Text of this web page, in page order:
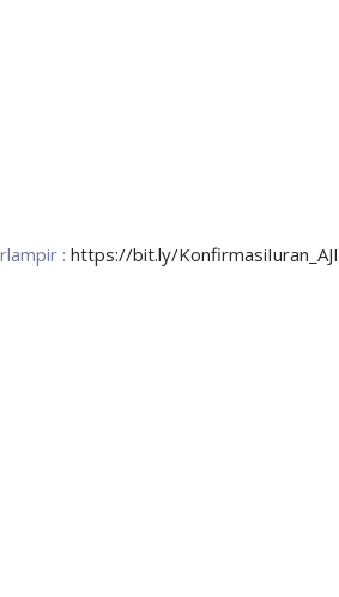
: https://bit.ly/KonfirmasiIuran_AJI